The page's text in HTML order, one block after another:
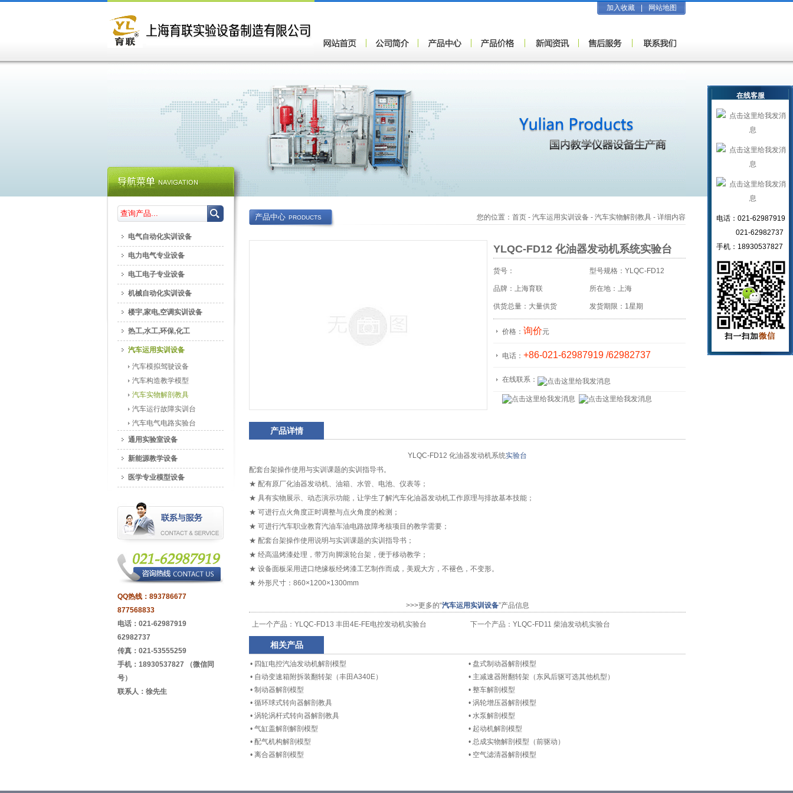
加入收藏 网站地图
产品中心 PRODUCTS 您的位置： 首页 - 汽车运用实训设备 - 汽车实物解剖教具 - 详细内容
YLQC-FD12 化油器发动机系统实验台
货号： 型号规格：YLQC-FD12
品牌：上海育联 所在地：上海
供货总量：大量供货 发货期限：1星期
价格： 询价元
电话： +86-021-62987919 /62982737
在线联系：
产品详情
YLQC-FD12 化油器发动机系统实验台
配套台架操作使用与实训课题的实训指导书。
★ 配有原厂化油器发动机、油箱、水管、电池、仪表等；
★ 具有实物展示、动态演示功能，让学生了解汽车化油器发动机工作原理与排故基本技能；
★ 可进行点火角度正时调整与点火角度的检测；
★ 可进行汽车职业教育汽油车油电路故障考核项目的教学需要；
★ 配套台架操作使用说明与实训课题的实训指导书；
★ 经高温烤漆处理，带万向脚滚轮台架，便于移动教学；
★ 设备面板采用进口绝缘板经烤漆工艺制作而成，美观大方，不褪色，不变形。
★ 外形尺寸：860×1200×1300mm
>>>更多的“汽车运用实训设备”产品信息
上一个产品： YLQC-FD13 丰田4E-FE电控发动机实验台 下一个产品： YLQC-FD11 柴油发动机实验台
相关产品
• 四缸电控汽油发动机解剖模型 • 盘式制动器解剖模型
• 自动变速箱附拆装翻转架（丰田A340E） • 主减速器附翻转架（东风后驱可选其他机型）
• 制动器解剖模型 • 整车解剖模型
• 循环球式转向器解剖教具 • 涡轮增压器解剖模型
• 涡轮涡杆式转向器解剖教具 • 水泵解剖模型
• 气缸盖解剖解剖模型 • 起动机解剖模型
• 配气机构解剖模型 • 总成实物解剖模型（前驱动）
• 离合器解剖模型 • 空气滤清器解剖模型
电气自动化实训设备
电力电气专业设备
电工电子专业设备
机械自动化实训设备
楼宇,家电,空调实训设备
热工,水工,环保,化工
汽车运用实训设备
汽车模拟驾驶设备
汽车构造教学模型
汽车实物解剖教具
汽车运行故障实训台
汽车电气电路实验台
通用实验室设备
新能源教学设备
医学专业模型设备
QQ热线： 893786677
877568833
电话：021-62987919
62982737
传真：021-53555259
手机：18930537827 （微信同
号）
联系人：徐先生
在线客服
电话：021-62987919
021-62982737
手机：18930537827